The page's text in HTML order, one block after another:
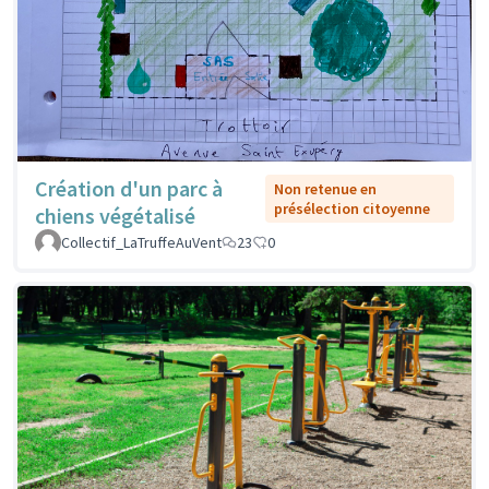
Création d'un parc à
chiens végétalisé
Non retenue en
présélection citoyenne
Collectif_LaTruffeAuVent
23 0